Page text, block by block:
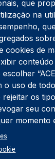
234 390 100
da Nazaré
da
da Nazaré
de
que
na
cookies de
o uso de
rejeitar os
seu
momento